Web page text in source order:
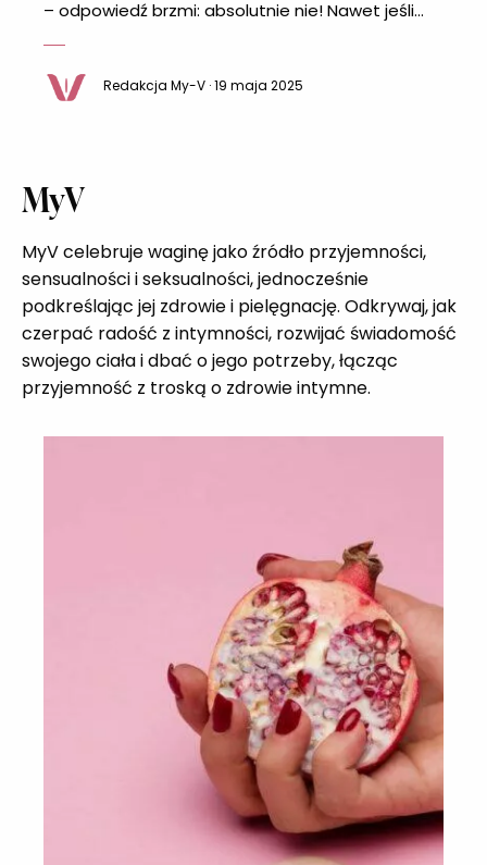
– odpowiedź brzmi: absolutnie nie! Nawet jeśli
kojarzy się go głównie z osobami
rzeczywistości wiele osób stosuje go po prostu
Redakcja My-V · 19 maja 2025
MyV
MyV celebruje waginę jako źródło przyjemności,
sensualności i seksualności, jednocześnie
podkreślając jej zdrowie i pielęgnację. Odkrywaj, jak
czerpać radość z intymności, rozwijać świadomość
swojego ciała i dbać o jego potrzeby, łącząc
przyjemność z troską o zdrowie intymne.